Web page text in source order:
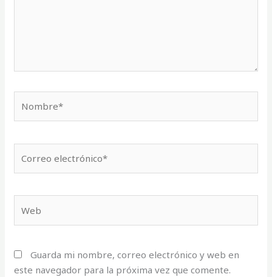
electrónico*
Guarda mi nombre, correo electrónico y web en
este navegador para la próxima vez que comente.